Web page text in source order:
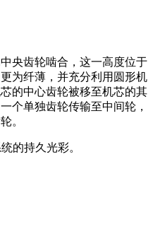
央齿轮啮合，这一高度位于
为纤薄，并充分利用圆形机
的中心齿轮被移至机芯的其
个单独齿轮传输至中间轮，
。
的持久光彩。